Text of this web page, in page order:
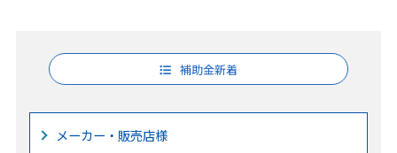
補助金新着
メーカー・販売店様